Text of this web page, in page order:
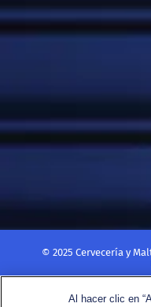
© 2025 Cervecería y
compartir
AGUAS Y
Al hacer clic en